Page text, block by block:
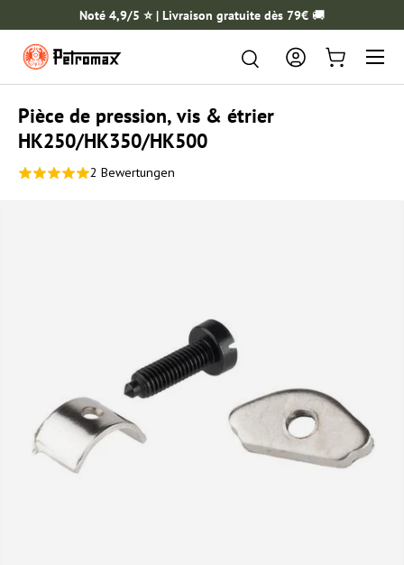
ALLER AU CONTENU
Noté 4,9/5 ⭐️ | Livraison gratuite dès 79€ 🚚
Rechercher
RechercherSe connecter
Panier
Menu
Pièce de pression, vis & étrier
HK250/HK350/HK500
2 Bewertungen